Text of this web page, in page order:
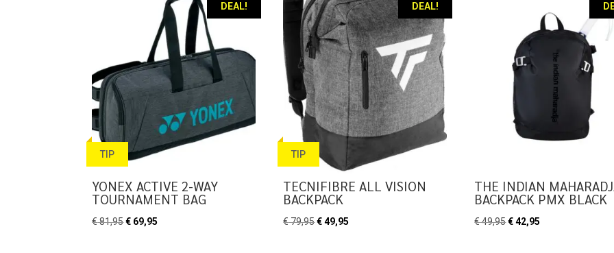
DEAL!
TIP
YONEX ACTIVE 2-WAY
TOURNAMENT BAG
€81,95Oorspronkelijke
€ 69,95
DEAL!
TIP
TECNIFIBRE ALL VISION
BACKPACK
€79,95Oorspronkelijke
€49,95
THE INDIAN
BACKPACK PMX BLACK
€49,95Oorspronkelijke
€42,95